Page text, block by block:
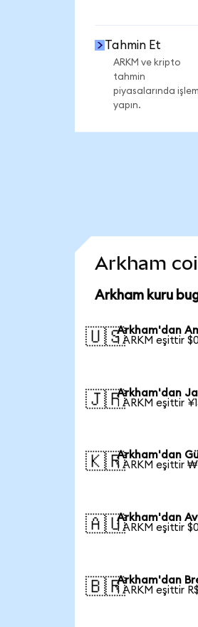
Tahmin Et
ARKM ve kripto
tahmin
piyasalarında işlem
yapın.
Arkham
Arkham kuru
🇺🇸Arkham'dan
1 ARKM eşittir
🇯🇵Arkham'dan
1 ARKM eşittir
🇰🇷Arkham'dan
1 ARKM eşittir
🇦🇺Arkham'dan
1 ARKM eşittir
🇧🇷Arkham'dan
1 ARKM eşittir